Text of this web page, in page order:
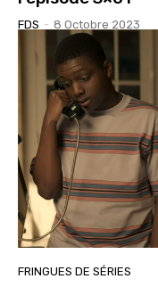
FDS - 8 Octobre 2023
FRINGUES DE SÉRIES